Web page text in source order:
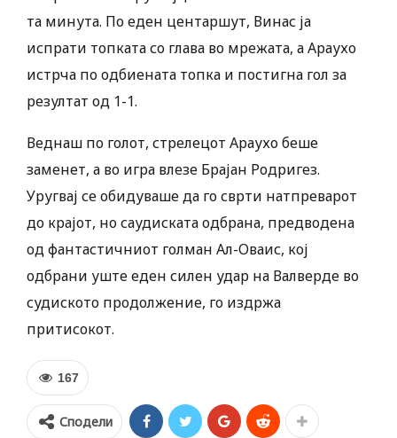
та минута. По еден центаршут, Винас ја
испрати топката со глава во мрежата, а Араухо
истрча по одбиената топка и постигна гол за
резултат од 1-1.
Веднаш по голот, стрелецот Араухо беше
заменет, а во игра влезе Брајан Родригез.
Уругвај се обидуваше да го сврти натпреварот
до крајот, но саудиската одбрана, предводена
од фантастичниот голман Ал-Оваис, кој
одбрани уште еден силен удар на Валверде во
судиското продолжение, го издржа
притисокот.
167
Сподели